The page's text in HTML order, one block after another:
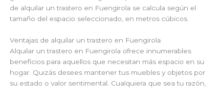
de alquilar un trastero en Fuengirola se calcula según el
tamaño del espacio seleccionado, en metros cúbicos.
Ventajas de alquilar un trastero en Fuengirola
Alquilar un trastero en Fuengirola ofrece innumerables
beneficios para aquellos que necesitan más espacio en su
hogar. Quizás desees mantener tus muebles y objetos por
su estado o valor sentimental. Cualquiera que sea tu razón,